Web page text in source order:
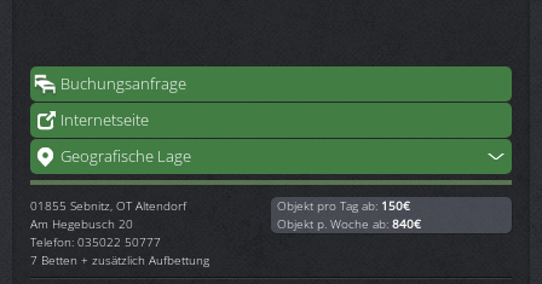
Buchungsanfrage
Internetseite
Geografische Lage
01855 Sebnitz, OT Altendorf
Am Hegebusch 20
Telefon: 035022 50777
7 Betten + zusätzlich Aufbettung
Objekt pro Tag ab: 150€
Objekt p. Woche ab: 840€